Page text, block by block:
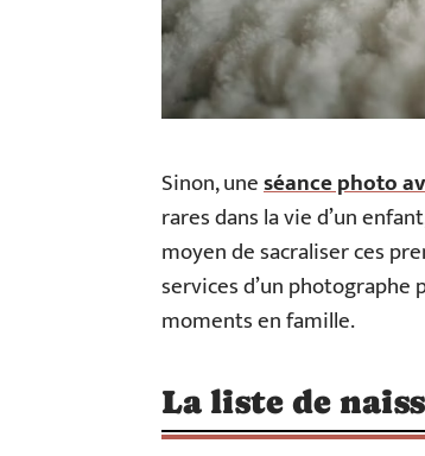
Sinon, uneséance photo
rares dans la vie d’un
moyen de sacraliser ces
services d’un
moments en famille.
La liste de